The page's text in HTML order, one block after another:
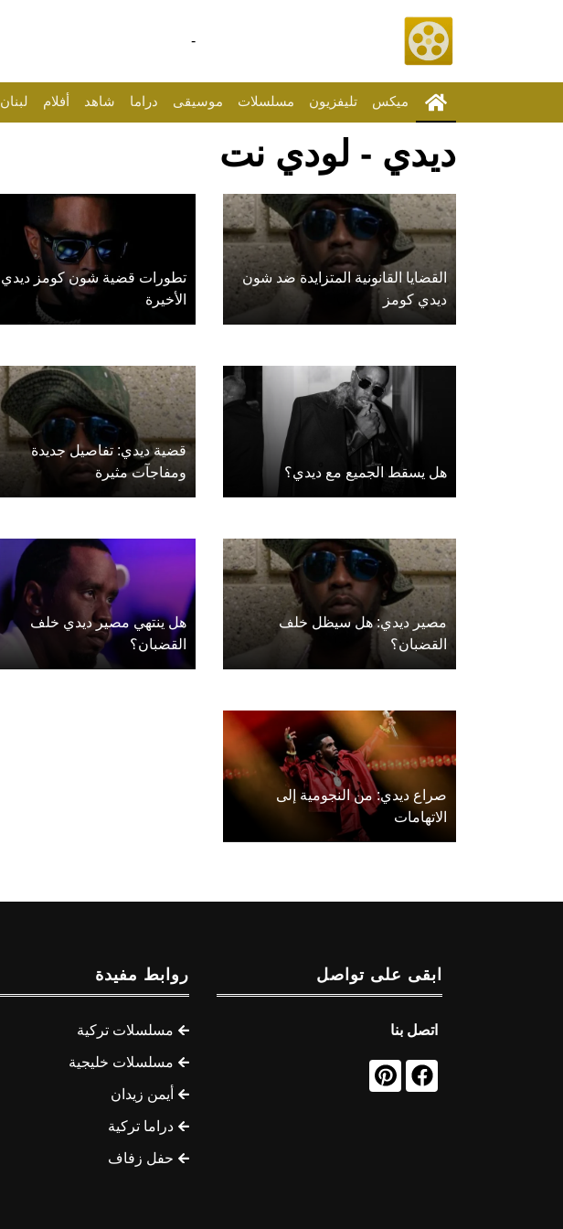
-
ميكس تليفزيون مسلسلات موسيقى دراما شاهد أفلام لبنان
ديدي - لودي نت
القضايا القانونية المتزايدة ضد شون
ديدي كومز
تطورات قضية شون كومز ديدي
الأخيرة
هل يسقط الجميع مع ديدي؟
قضية ديدي: تفاصيل جديدة
ومفاجآت مثيرة
مصير ديدي: هل سيظل خلف
القضبان؟
هل ينتهي مصير ديدي خلف
القضبان؟
صراع ديدي: من النجومية إلى
الاتهامات
ابقى على تواصل
اتصل بنا
روابط مفيدة
مسلسلات تركية
مسلسلات خليجية
أيمن زيدان
دراما تركية
حفل زفاف